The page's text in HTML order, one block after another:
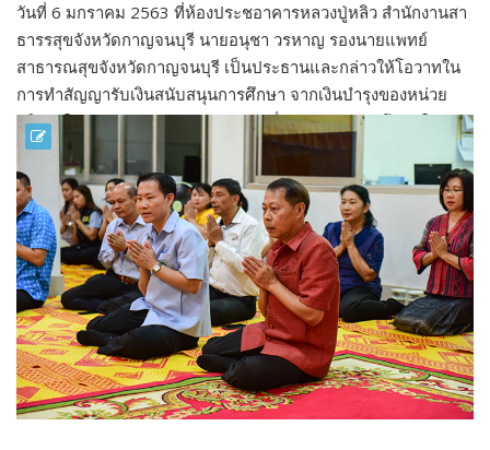
วันที่ 6 มกราคม 2563 ที่ห้องประชอาคารหลวงปู่หลิว สำนักงานสา
ธารรสุขจังหวัดกาญจนบุรี นายอนุชา วรหาญ รองนายแพทย์
สาธารณสุขจังหวัดกาญจนบุรี เป็นประธานและกล่าวให้โอวาทใน
การทำสัญญารับเงินสนับสนุนการศึกษา จากเงินบำรุงของหน่วย
บริการในสังกัดกระทรวงสาธารรสุข เพื่อสนับสนุนการศึกษาใน
วิชาชีพที่ขาดแคลน ตามแผนกรอบอัตรากำลัง แก่นักศึกษา
พยาบาลชั้นปีที่ 1 ประจำการศึกษา 2562 วิทยาลัยพยาบาลบรม
ราชชนนี จักรีรัช วิทยาลัยพยาบาลบรมราชชนนี อุตรดิตถ์ วิทยาลัย
พยาบาลบรมราชชนนี ชลบุรี และวิทยาลัยพยาบาลพระจอมเกล้า
เพชรบุรี